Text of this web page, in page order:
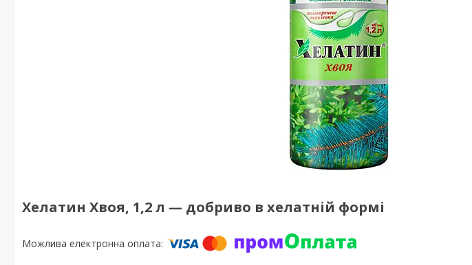
Хелатин Хвоя, 1,2 л — добриво в хелатній формі